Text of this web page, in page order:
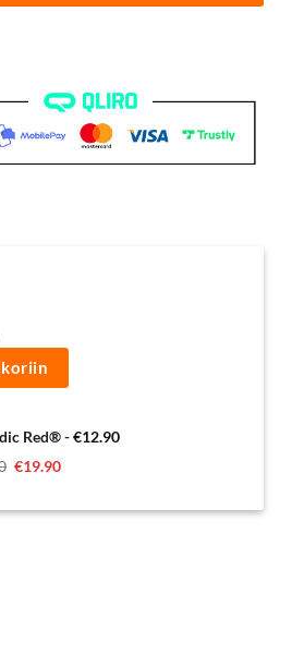
Red®-€12.90
Alkuperäinen
hinta
€19.90Nykyinen
hinta